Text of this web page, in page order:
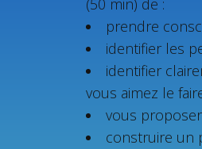
(50 min) de :
prendre
identifier les
identifier
vous aimez le
vous
construire un